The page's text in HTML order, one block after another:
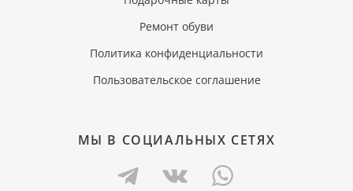
Ремонт обуви
Политика конфиденциальности
Пользовательское соглашение
МЫ В СОЦИАЛЬНЫХ СЕТЯХ